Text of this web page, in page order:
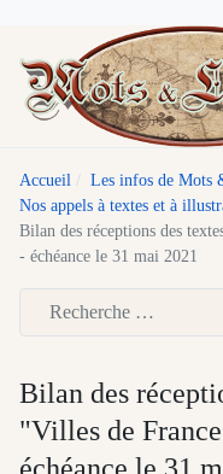
Accueil
Les infos de Mots
Nos appels à textes et à
Bilan des réceptions des
- échéance le 31 mai 2021
Bilan des
"Villes de